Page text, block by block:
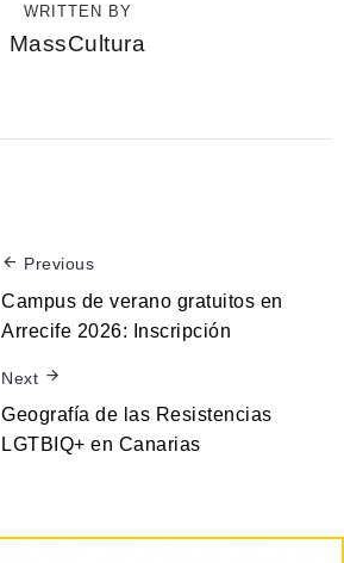
WRITTEN BY
MassCultura
Previous
Campus de verano gratuitos en
Arrecife 2026: Inscripción
Next
Geografía de las Resistencias
LGTBIQ+ en Canarias